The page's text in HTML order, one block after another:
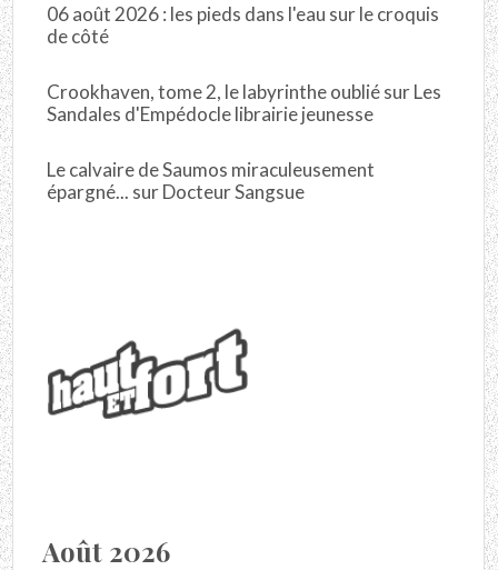
06 août 2026 : les pieds dans l'eau surle croquis
de côté
Crookhaven, tome 2, le labyrinthe oubliésurLes
Sandales d'Empédocle librairie jeunesse
Le calvaire de Saumos miraculeusement
épargné... surDocteur Sangsue
Août 2026